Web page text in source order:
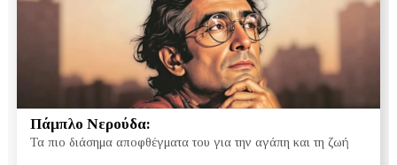
Πάμπλο Νερούδα:
Τα πιο διάσημα αποφθέγματα του για την αγάπη και τη ζωή